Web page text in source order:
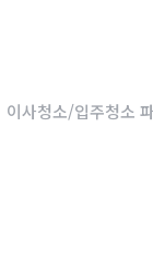
이사청소/입주청소